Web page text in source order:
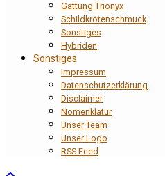
Gattung Trionyx
Schildkrötenschmuck
Sonstiges
Hybriden
Sonstiges
Impressum
Datenschutzerklärung
Disclaimer
Nomenklatur
Unser Team
Unser Logo
RSS Feed